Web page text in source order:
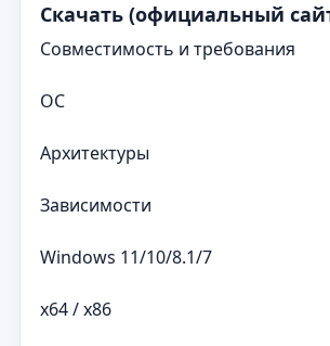
Скачать (официальный
Совместимость и требования
ОС
Архитектуры
Зависимости
Windows 11/10/8.1/7
x64 / x86